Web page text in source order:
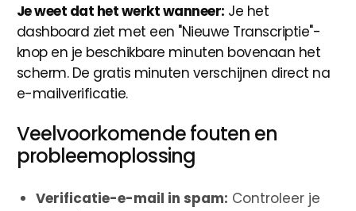
Je weet dat het werkt wanneer: Je het
dashboard ziet met een "Nieuwe Transcriptie"-
knop en je beschikbare minuten bovenaan het
scherm. De gratis minuten verschijnen direct na
e-mailverificatie.
Veelvoorkomende fouten en
probleemoplossing
Verificatie-e-mail in spam: Controleer je